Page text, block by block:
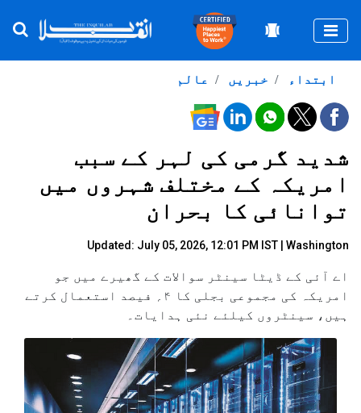
عالم خبریں ابتداء
شدید گرمی کی لہر کے سبب
امریکہ کے مختلف شہروں میں
توانائی کا بحران
Updated: July 05, 2026, 12:01 PM IST | Washington
اے آئی کے ڈیٹا سینٹر سوالات کے گھیرے میں جو
امریکہ کی مجموعی بجلی کا ۴؍ فیصد استعمال کرتے
ہیں، سینٹروں کیلئے نئی ہدایات۔